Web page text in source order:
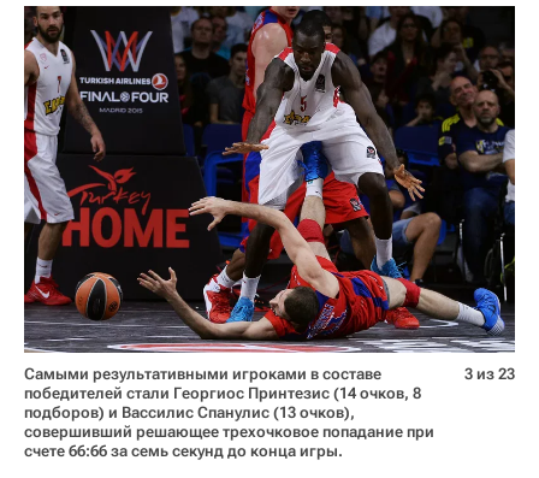
Самыми результативными игроками в составе
победителей стали Георгиос Принтезис (14 очков, 8
подборов) и Вассилис Спанулис (13 очков),
совершивший решающее трехочковое попадание при
счете 66:66 за семь секунд до конца игры.
3 из 23